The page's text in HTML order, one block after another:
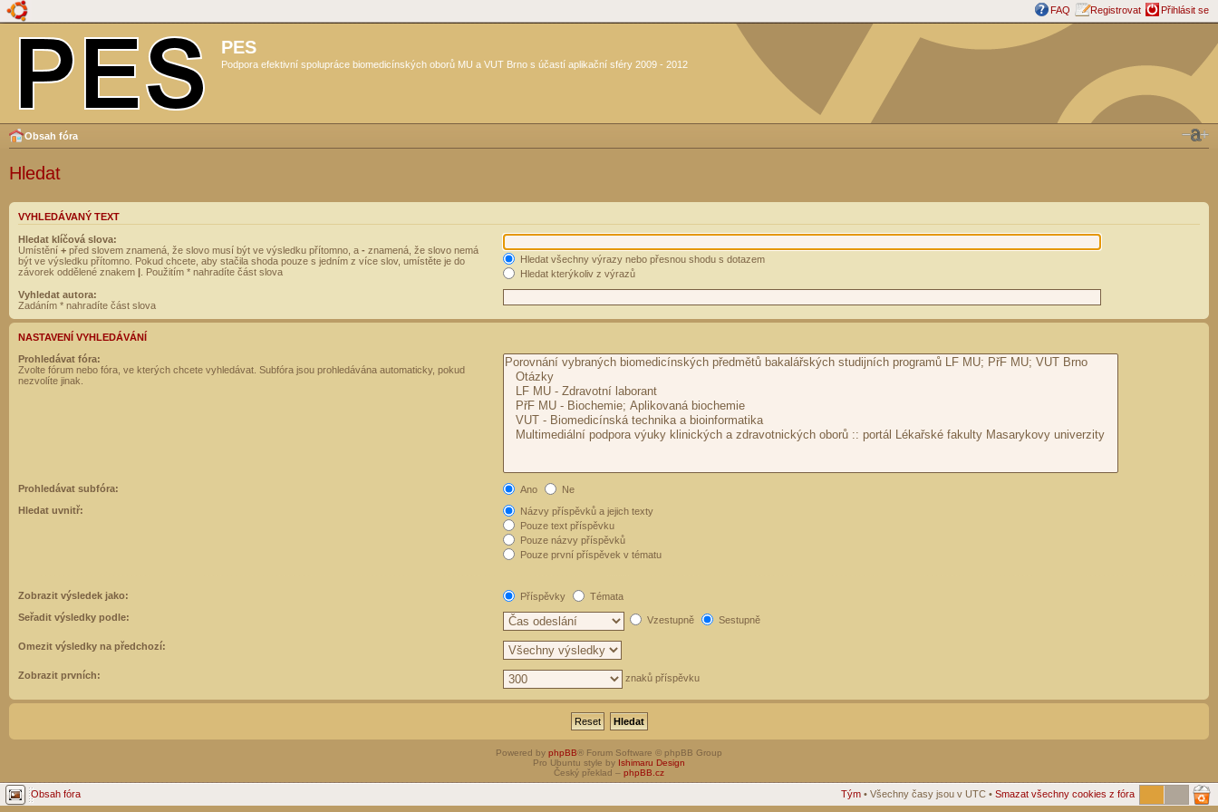
FAQ Registrovat Přihlásit se
PES
Podpora efektivní spolupráce biomedicínských oborů MU a VUT Brno s účastí aplikační sféry 2009 - 2012
Obsah fóra
Hledat
VYHLEDÁVANÝ TEXT
Hledat klíčová slova:
Umístění + před slovem znamená, že slovo musí být ve výsledku přítomno, a - znamená, že slovo nemá
být ve výsledku přítomno. Pokud chcete, aby stačila shoda pouze s jedním z více slov, umístěte je do
závorek oddělené znakem | . Použitím * nahradíte část slova
Hledat všechny výrazy nebo přesnou shodu s dotazem
Hledat kterýkoliv z výrazů
Vyhledat autora:
Zadáním * nahradíte část slova
NASTAVENÍ VYHLEDÁVÁNÍ
Prohledávat fóra:
Zvolte fórum nebo fóra, ve kterých chcete vyhledávat. Subfóra jsou prohledávána automaticky, pokud
nezvolíte jinak.
Prohledávat subfóra: Ano
Ne
Hledat uvnitř:
Názvy příspěvků a jejich texty
Pouze text příspěvku
Pouze názvy příspěvků
Pouze první příspěvek v tématu
Zobrazit výsledek jako: Příspěvky
Témata
Seřadit výsledky podle:
Vzestupně Sestupně
Omezit výsledky na předchozí:
Zobrazit prvních: znaků příspěvku
Powered by phpBB® Forum Software © phpBB Group
Pro Ubuntu style by Ishimaru Design
Český překlad – phpBB.cz
Obsah fóra Tým • Všechny časy jsou v UTC • Smazat všechny cookies z fóra